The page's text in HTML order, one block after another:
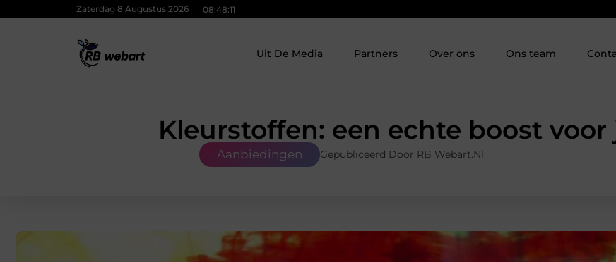
Zaterdag 8 Augustus 2026 08:48:12
Uit De Media Partners Over ons Ons team
Kleurstoffen: een echte boost
Aanbiedingen Gepubliceerd Door RB Webart.nl